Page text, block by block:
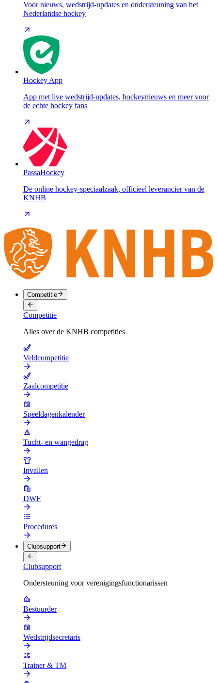
Voor nieuws, wedstrijd-updates en ondersteuning van het
Nederlandse hockey
Hockey App
App met live wedstrijd-updates, hockeynieuws en meer voor
de echte hockey fans
PassaHockey
De online hockey-speciaalzaak, officieel leverancier van de
KNHB
Competitie
Competitie
Alles over de KNHB competities
Veldcompetitie
Zaalcompetitie
Speeldagenkalender
Tucht- en wangedrag
Invallen
DWF
Procedures
Clubsupport
Clubsupport
Ondersteuning voor verenigingsfunctionarissen
Bestuurder
Wedstrijdsecretaris
Trainer & TM